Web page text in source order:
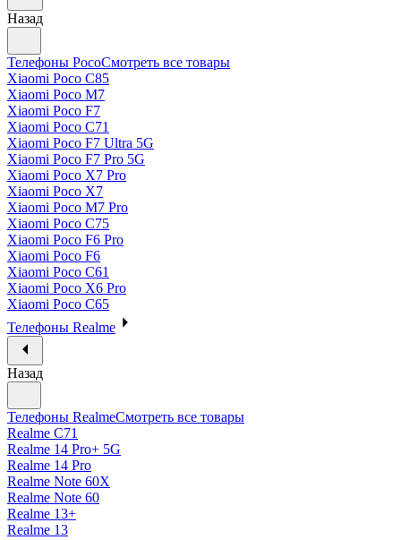
Назад
Телефоны PocoСмотреть все товары
Xiaomi Poco C85
Xiaomi Poco M7
Xiaomi Poco F7
Xiaomi Poco C71
Xiaomi Poco F7 Ultra 5G
Xiaomi Poco F7 Pro 5G
Xiaomi Poco X7 Pro
Xiaomi Poco X7
Xiaomi Poco M7 Pro
Xiaomi Poco C75
Xiaomi Poco F6 Pro
Xiaomi Poco F6
Xiaomi Poco C61
Xiaomi Poco X6 Pro
Xiaomi Poco C65
Телефоны Realme
Назад
Телефоны RealmeСмотреть все товары
Realme C71
Realme 14 Pro+ 5G
Realme 14 Pro
Realme Note 60X
Realme Note 60
Realme 13+
Realme 13